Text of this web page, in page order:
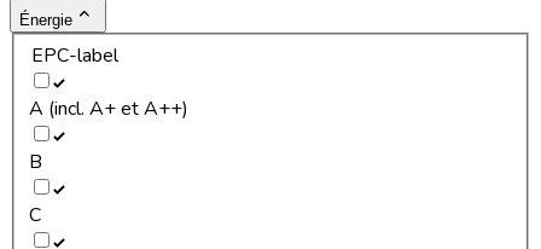
Énergie
EPC-label
A (incl. A+ et A++)
B
C